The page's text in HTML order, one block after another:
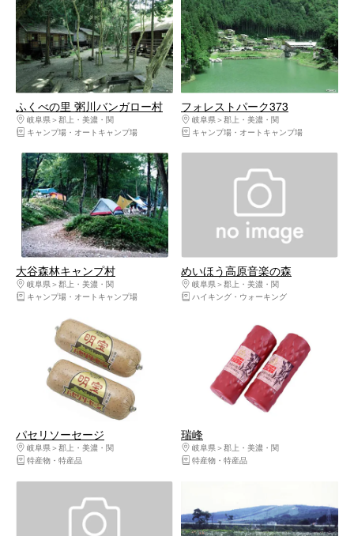
ふくべの里 粥川バンガロー村
岐阜県
郡上・美濃・関
キャンプ場・オートキャンプ場
フォレストパーク373
岐阜県
郡上・美濃・関
キャンプ場・オートキャンプ場
大谷森林キャンプ村
岐阜県
郡上・美濃・関
キャンプ場・オートキャンプ場
めいほう高原音楽の森
岐阜県
郡上・美濃・関
ハイキング・ウォーキング
パセリソーセージ
岐阜県
郡上・美濃・関
特産物・特産品
瑞峰
岐阜県
郡上・美濃・関
特産物・特産品